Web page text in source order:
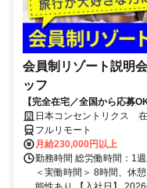
会員制リゾート説明
ッフ
【完全在宅／全国から応募
トのご案内×テレワーク・リ
日本コンセントリクス
フルリモート
月給230,000円以上
勤務時間 総労働時間：1
＜実働時間＞ 8時間、休